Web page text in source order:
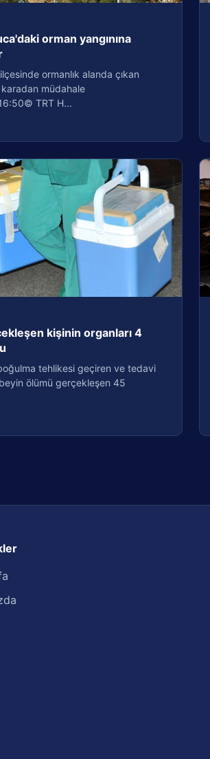
orman yangınına
ormanlık alanda çıkan
müdahale
TRT H...
kişinin organları 4
tehlikesi geçiren ve tedavi
ölümü gerçekleşen 45